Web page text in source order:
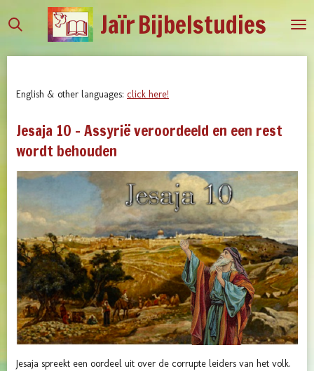
direct
JaïrBijbelstudies
English & other languages: click here!
Jesaja 10 - Assyrië veroordeeld en een rest
wordt behouden
Jesaja spreekt een oordeel uit over de corrupte leiders van het volk.